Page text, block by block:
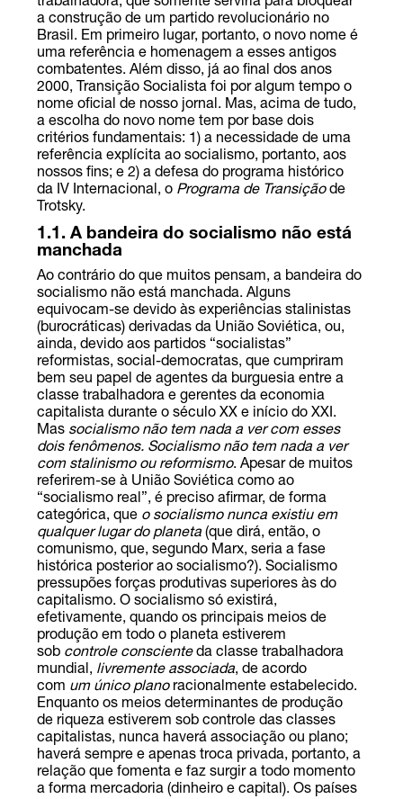
trabalhadora, que somente serviria para bloquear
a construção de um partido revolucionário no
Brasil. Em primeiro lugar, portanto, o novo nome é
uma referência e homenagem a esses antigos
combatentes. Além disso, já ao final dos anos
2000, Transição Socialista foi por algum tempo o
nome oficial de nosso jornal. Mas, acima de tudo,
a escolha do novo nome tem por base dois
critérios fundamentais: 1) a necessidade de uma
referência explícita ao socialismo, portanto, aos
nossos fins; e 2) a defesa do programa histórico
da IV Internacional, o Programa de Transiçãode
Trotsky.
1.1. A bandeira do socialismo não está
manchada
Ao contrário do que muitos pensam, a bandeira do
socialismo não está manchada. Alguns
equivocam-se devido às experiências stalinistas
(burocráticas) derivadas da União Soviética, ou,
ainda, devido aos partidos “socialistas”
reformistas, social-democratas, que cumpriram
bem seu papel de agentes da burguesia entre a
classe trabalhadora e gerentes da economia
capitalista durante o século XX e início do XXI.
Mas socialismo não tem nada a ver com esses
dois fenômenos. Socialismo não tem nada a ver
com stalinismo ou reformismo. Apesar de muitos
referirem-se à União Soviética como ao
“socialismo real”, é preciso afirmar, de forma
categórica, que o socialismo nunca existiu em
qualquer lugar do planeta(que dirá, então, o
comunismo, que, segundo Marx, seria a fase
histórica posterior ao socialismo?). Socialismo
pressupões forças produtivas superiores às do
capitalismo. O socialismo só existirá,
efetivamente, quando os principais meios de
produção em todo o planeta estiverem
sob controle conscienteda classe trabalhadora
mundial, livremente associada, de acordo
com um único planoracionalmente estabelecido.
Enquanto os meios determinantes de produção
de riqueza estiverem sob controle das classes
capitalistas, nunca haverá associação ou plano;
haverá sempre e apenas troca privada, portanto, a
relação que fomenta e faz surgir a todo momento
a forma mercadoria (dinheiro e capital). Os países